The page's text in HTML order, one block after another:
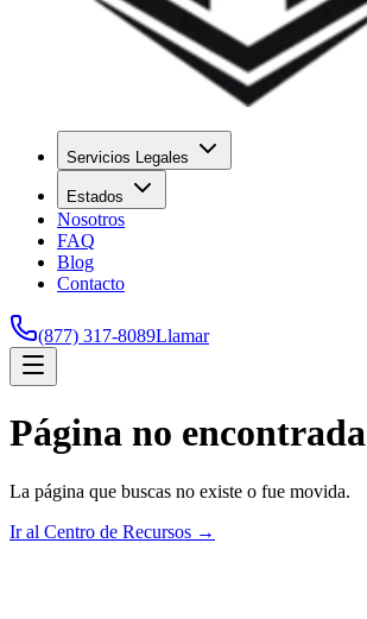
Servicios Legales
Estados
Nosotros
FAQ
Blog
Contacto
(877) 317-8089Llamar
Página no encontrada
La página que buscas no existe o fue movida.
Ir al Centro de Recursos →